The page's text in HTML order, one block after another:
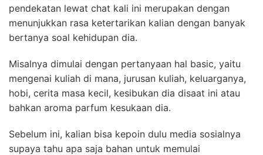
pendekatan lewat chat kali ini merupakan dengan
menunjukkan rasa ketertarikan kalian dengan banyak
bertanya soal kehidupan dia.
Misalnya dimulai dengan pertanyaan hal basic, yaitu
mengenai kuliah di mana, jurusan kuliah, keluarganya,
hobi, cerita masa kecil, kesibukan dia disaat ini atau
bahkan aroma parfum kesukaan dia.
Sebelum ini, kalian bisa kepoin dulu media sosialnya
supaya tahu apa saja bahan untuk memulai